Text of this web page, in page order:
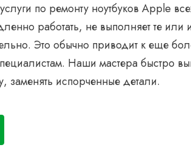
по ремонту ноутбуков Apple
работать, не выполняет те
Это обычно приводит к еще
Наши мастера быстро
заменять испорченные детали.